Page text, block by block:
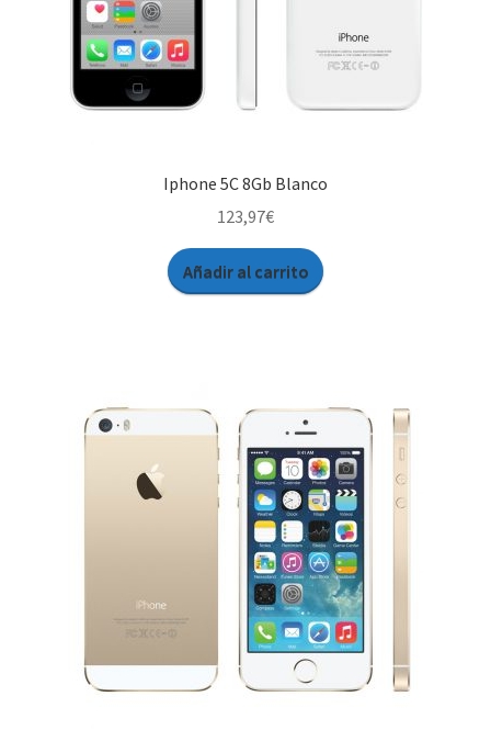
Iphone 5C 8Gb Blanco
123,97€
Añadir al carrito